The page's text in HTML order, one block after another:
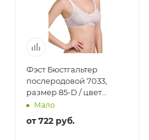
Фэст Бюстгальтер
послеродовой 7033,
размер 85-D / цвет
бежевый меланж-белый
Мало
от722 руб.